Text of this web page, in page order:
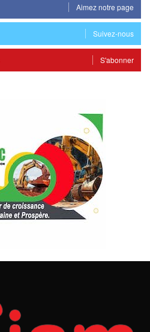
Aimez notre page
Suivez-nous
S'abonner